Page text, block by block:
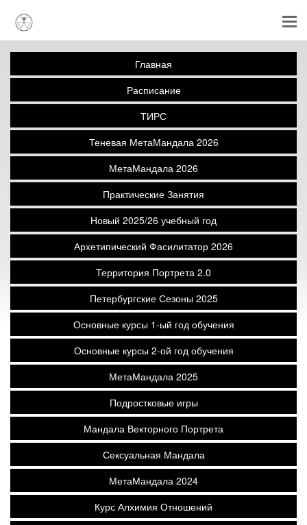
Главная
Расписание
ТИРС
Теневая МетаМандала 2026
МетаМандала 2026
Практические Занятия
Новый 2025/26 учебный год
Архетипический Фасилитатор 2026
Территория Портрета 2.0
Петербургские Сезоны 2025
Основные курсы 1-ый год обучения
Основные курсы 2-ой год обучения
МетаМандала 2025
Подростковые игры
Мандала Векторного Портрета
Сексуальная Мандала
МетаМандала 2024
Курс Алхимия Отношений